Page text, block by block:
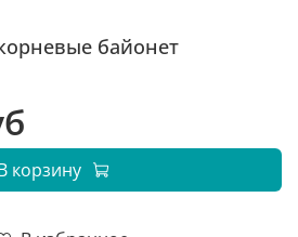
байонет
корзину